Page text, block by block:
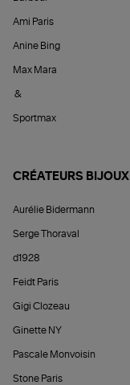
Ami Paris
Anine Bing
Max Mara
&
Sportmax
CRÉATEURS BIJOUX
Aurélie Bidermann
Serge Thoraval
d1928
Feidt Paris
Gigi Clozeau
Ginette NY
Pascale Monvoisin
Stone Paris